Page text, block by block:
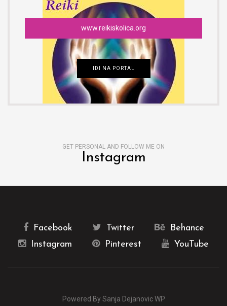
www.reikiskolica.org
IDI NA PORTAL
GET PERSONAL AND FOLLOW ME ON
Instagram
Facebook Twitter
Behance
Instagram
Pinterest YouTube
Powered By Sanja Dejanovic WP